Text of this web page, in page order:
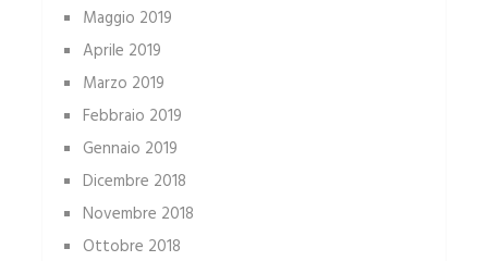
Maggio 2019
Aprile 2019
Marzo 2019
Febbraio 2019
Gennaio 2019
Dicembre 2018
Novembre 2018
Ottobre 2018